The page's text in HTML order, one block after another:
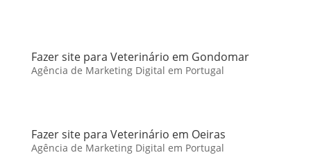
Fazer site para Veterinário em Gondomar
Agência de Marketing Digital em Portugal
Fazer site para Veterinário em Oeiras
Agência de Marketing Digital em Portugal